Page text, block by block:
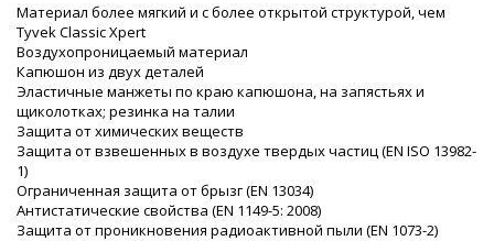
Материал более мягкий и с более открытой структурой, чем
Tyvek Classic Xpert
Воздухопроницаемый материал
Капюшон из двух деталей
Эластичные манжеты по краю капюшона, на запястьях и
щиколотках; резинка на талии
Защита от химических веществ
Защита от взвешенных в воздухе твердых частиц (EN ISO 13982-
1)
Ограниченная защита от брызг (EN 13034)
Антистатические свойства (EN 1149-5: 2008)
Защита от проникновения радиоактивной пыли (EN 1073-2)